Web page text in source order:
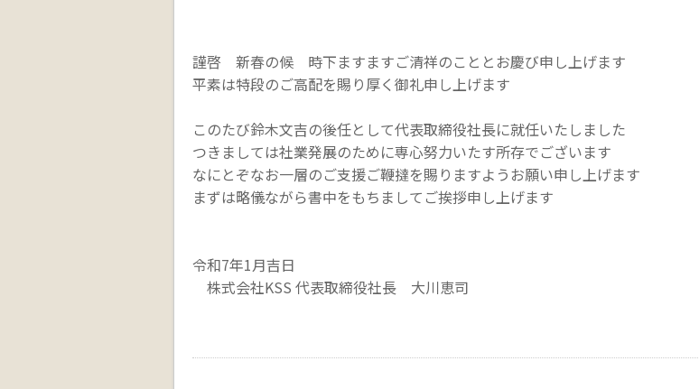
謹啓 新春の候 時下ますますご清祥のこととお慶び申し上げます
平素は特段のご高配を賜り厚く御礼申し上げます
このたび鈴木文吉の後任として代表取締役社長に就任いたしました
つきましては社業発展のために専心努力いたす所存でございます
なにとぞなお一層のご支援ご鞭撻を賜りますようお願い申し上げます
まずは略儀ながら書中をもちましてご挨拶申し上げます
令和7年1月吉日
株式会社KSS 代表取締役社長 大川恵司